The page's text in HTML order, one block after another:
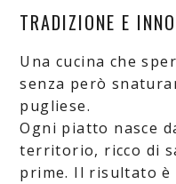
TRADIZIONE E
Una cucina che
senza però
pugliese.
Ogni piatto nasce
territorio, ricco di
prime. Il risultato è